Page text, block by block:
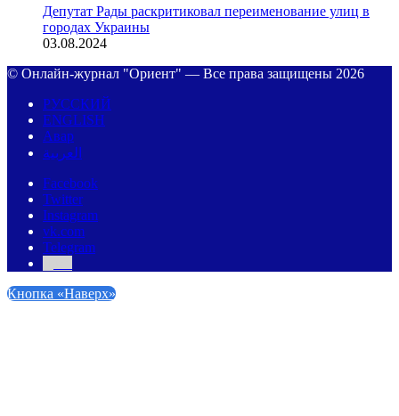
Депутат Рады раскритиковал переименование улиц в
городах Украины
03.08.2024
© Онлайн-журнал "Ориент" — Все права защищены 2026
РУССКИЙ
ENGLISH
Авар
العربية
Facebook
Twitter
Instagram
vk.com
Telegram
Кнопка «Наверх»